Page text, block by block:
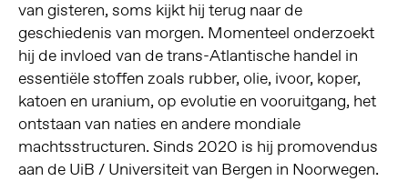
van gisteren, soms kijkt hij terug naar de
geschiedenis van morgen. Momenteel onderzoekt
hij de invloed van de trans-Atlantische handel in
essentiële stoffen zoals rubber, olie, ivoor, koper,
katoen en uranium, op evolutie en vooruitgang, het
ontstaan van naties en andere mondiale
machtsstructuren. Sinds 2020 is hij promovendus
aan de UiB / Universiteit van Bergen in Noorwegen.